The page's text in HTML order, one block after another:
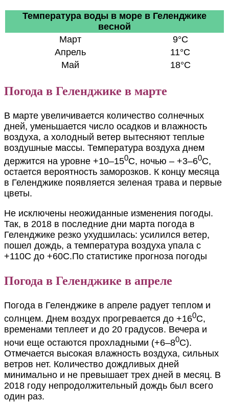
Температура воды в море в Геленджике
весной
Март
9°C
Апрель
11°C
Май
18°C
Погода в Геленджике в марте
В марте увеличивается количество солнечных
дней, уменьшается число осадков и влажность
воздуха, а холодный ветер вытесняют теплые
воздушные массы. Температура воздуха днем
держится на уровне +10–150С, ночью – +3–60С,
остается вероятность заморозков. К концу месяца
в Геленджике появляется зеленая трава и первые
цветы.
Не исключены неожиданные изменения погоды.
Так, в 2018 в последние дни марта погода в
Геленджике резко ухудшилась: усилился ветер,
пошел дождь, а температура воздуха упала с
+110С до +60С.По статистике прогноза погоды
Погода в Геленджике в апреле
Погода в Геленджике в апреле радует теплом и
солнцем. Днем воздух прогревается до +160С,
временами теплеет и до 20 градусов. Вечера и
ночи еще остаются прохладными (+6–80С).
Отмечается высокая влажность воздуха, сильных
ветров нет. Количество дождливых дней
минимально и не превышает трех дней в месяц. В
2018 году непродолжительный дождь был всего
один раз.